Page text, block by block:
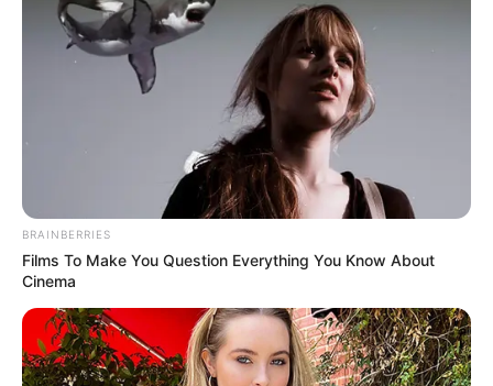
PUBLICAÇÕES RELACIONADAS
Piso Nacional
PRÓXIMA MATÉRIA
A direção da CONACS emite
um posicionamento oficial
sobre o Reajuste do Piso
Nacional
Sancionado o reajuste do Piso
Nacional de R$ 1.750 para
agentes comunitários e de
combate às endemias.
FAÇA O SEU COMENTÁRIO AQUI!
FALE CONOSCO
Nome
BRAINBERRIES
Films To Make You Question Everything You Know About
Cinema